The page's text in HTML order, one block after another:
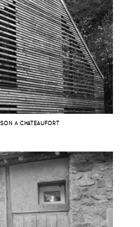
À CHATEAUFORT